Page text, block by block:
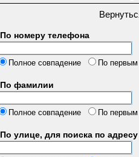
По номеру телефона
Полное совпадение
По
По фамилии
Полное совпадение По
По улице, для поиска по адресу